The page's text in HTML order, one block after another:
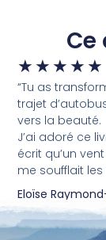
Ce
★ ★ ★ ★ ★
“Tu as
trajet
vers la beauté.
J’ai adoré ce
écrit qu’un
me soufflait les
Eloïse